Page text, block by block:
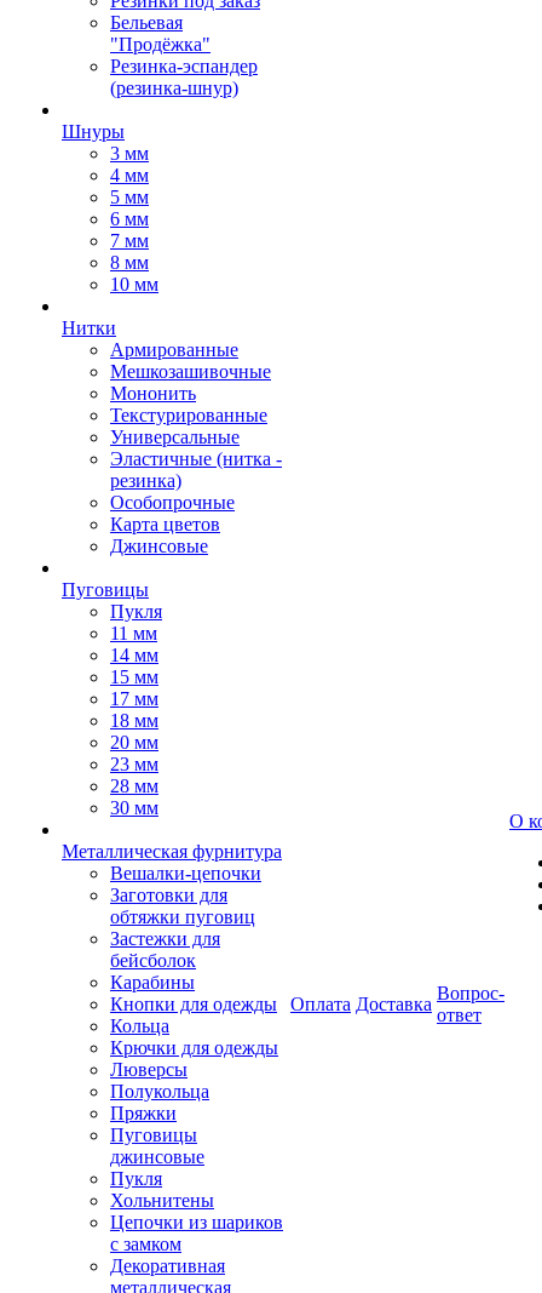
Бельевая
"Продёжка"
Резинка-эспандер
(резинка-шнур)
Шнуры
3 мм
4 мм
5 мм
6 мм
7 мм
8 мм
10 мм
Нитки
Армированные
Мешкозашивочные
Мононить
Текстурированные
Универсальные
Эластичные (нитка -
резинка)
Особопрочные
Карта цветов
Джинсовые
Пуговицы
Пукля
11 мм
14 мм
15 мм
17 мм
18 мм
20 мм
23 мм
28 мм
30 мм
Металлическая фурнитура
Вешалки-цепочки
Заготовки для
обтяжки пуговиц
Застежки для
бейсболок
Карабины
Кнопки для одежды
Кольца
Крючки для одежды
Люверсы
Полукольца
Пряжки
Пуговицы
джинсовые
Пукля
Хольнитены
Цепочки из шариков
с замком
Декоративная
металлическая
Оплата Доставка
Вопрос-
ответ
О